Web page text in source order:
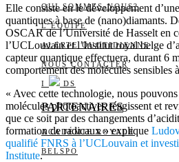
QUI SOMMES-NOUS?
L’ÉQUIPE
ALERTE QUOTIDIENNE
NOUS CONTACTER
I DS
PARTENAIRES
ACADÉMIE ROYALE
BELSPO
Elle consiste en le développement
quantiques à base de (nano)diamants.
OSCAR de l’Université de Hasselt en
l’UCLouvain et l’Institut royal belge
capteur quantique effectuera, durant 6
comportement des molécules sensibles
« Avec cette technologie, nous
molécules photoactives réagissent et
que ce soit par des changements
formation de radicaux » explique
qualifié FNRS à l’UCLouvain et
Institute.